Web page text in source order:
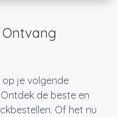
op je volgende
de beste en
Of het nu